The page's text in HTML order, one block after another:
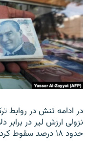
در ادامه تنش در روابط
نزولی ارزش لیر در برابر
حدود ۱۸ درصد سقوط کرد.